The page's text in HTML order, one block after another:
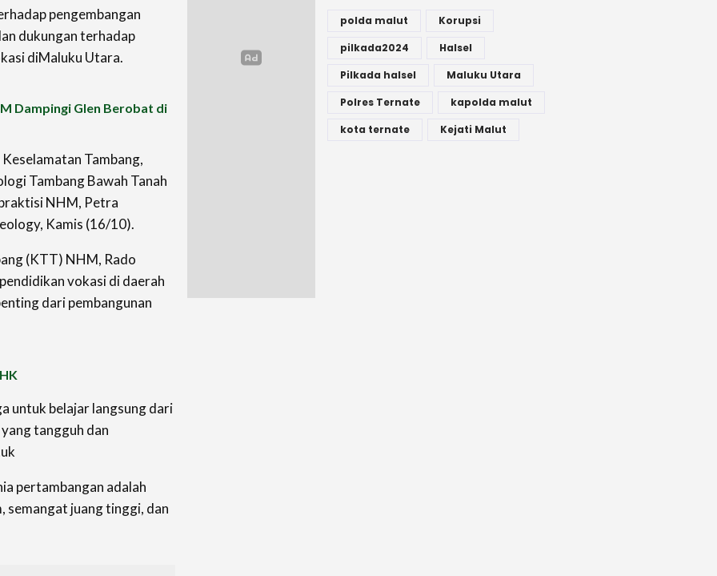
pengembangan
dukungan terhadap
diMaluku Utara.
Dampingi Glen Berobat di
Tambang,
Tambang Bawah Tanah
NHM, Petra
Kamis (16/10).
(KTT) NHM, Rado
vokasi di daerah
dari pembangunan
untuk belajar langsung dari
tangguh dan
pertambangan adalah
semangat juang tinggi, dan
polda malut
Korupsi
pilkada2024
Halsel
Pilkada halsel
Maluku Utara
Polres Ternate
kapolda malut
kota ternate
Kejati Malut